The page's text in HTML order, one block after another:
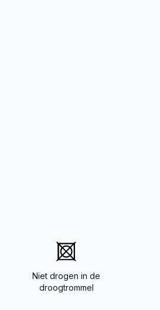
Niet drogen in de
droogtrommel